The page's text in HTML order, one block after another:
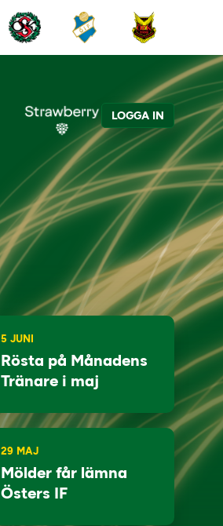
LOGGA IN
5 JUNI
Rösta på Månadens
Tränare i maj
29 MAJ
Mölder får lämna
Östers IF